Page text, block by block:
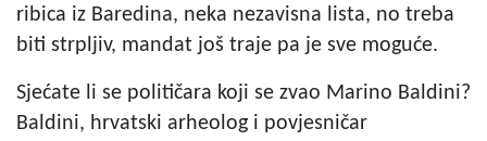
ribica iz Baredina, neka nezavisna lista, no treba
biti strpljiv, mandat još traje pa je sve moguće.
Sjećate li se političara koji se zvao Marino Baldini?
Baldini, hrvatski arheolog i povjesničar